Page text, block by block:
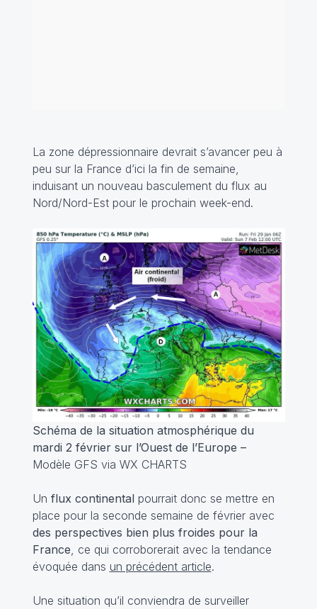
La zone dépressionnaire devrait s’avancer peu à
peu sur la France d’ici la fin de semaine,
induisant un nouveau basculement du flux au
Nord/Nord-Est pour le prochain week-end.
Schéma de la situation atmosphérique du
mardi 2 février sur l’Ouest de l’Europe –
Modèle GFS via WX CHARTS
Un flux continentalpourrait donc se mettre en
place pour la seconde semaine de février avec
des perspectives bien plus froides pour la
France, ce qui corroborerait avec la tendance
évoquée dans un précédent article.
Une situation qu’il conviendra de surveiller